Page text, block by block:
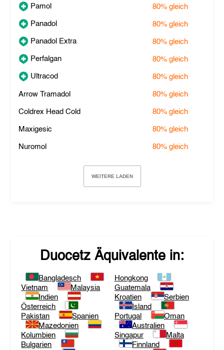
Pamol 80%gleich
Panadol 80%gleich
Panadol Extra 80%gleich
Perfalgan 80%gleich
Ultracod 80%gleich
Arrow Tramadol 80%gleich
Coldrex Head Cold 80%gleich
Maxigesic 80%gleich
Nuromol 80%gleich
WEITERE LADEN
Duocetz Äquivalente in:
Bangladesch
Vietnam
Malaysia
Indien
Österreich
Pakistan
Spanien
Mazedonien
Kolumbien
Bulgarien
Hongkong
Guatemala
Kroatien
Serbien
Island
Portugal
Oman
Australien
Singapur
Malta
Finnland